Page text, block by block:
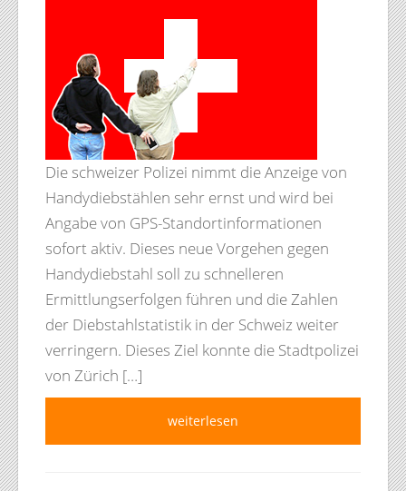
Die schweizer Polizei nimmt die Anzeige von
Handydiebstählen sehr ernst und wird bei
Angabe von GPS-Standortinformationen
sofort aktiv. Dieses neue Vorgehen gegen
Handydiebstahl soll zu schnelleren
Ermittlungserfolgen führen und die Zahlen
der Diebstahlstatistik in der Schweiz weiter
verringern. Dieses Ziel konnte die Stadtpolizei
von Zürich […]
weiterlesen